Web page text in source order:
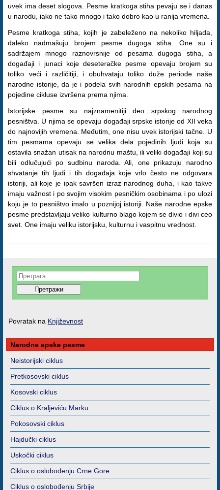
uvek ima deset slogova. Pesme kratkoga stiha pevaju se i danas
u narodu, iako ne tako mnogo i tako dobro kao u ranija vremena.
Pesme kratkoga stiha, kojih je zabeleženo na nekoliko hiljada,
daleko nadmašuju brojem pesme dugoga stiha. One su i
sadržajem mnogo raznovrsnije od pesama dugoga stiha, a
događaji i junaci koje deseteračke pesme opevaju brojem su
toliko veći i različitiji, i obuhvataju toliko duže periode naše
narodne istorije, da je i podela svih narodnih epskih pesama na
pojedine cikluse izvršena prema njima.
Istorijske pesme su najznamenitiji deo srpskog narodnog
pesništva. U njima se opevaju događaji srpske istorije od XII veka
do najnovijih vremena. Međutim, one nisu uvek istorijski tačne. U
tim pesmama opevaju se velika dela pojedinih ljudi koja su
ostavila snažan utisak na narodnu maštu, ili veliki događaji koji su
bili odlučujući po sudbinu naroda. Ali, one prikazuju narodno
shvatanje tih ljudi i tih događaja koje vrlo često ne odgovara
istoriji, ali koje je ipak savršen izraz narodnog duha, i kao takve
imaju važnost i po svojim visokim pesničkim osobinama i po ulozi
koju je to pesništvo imalo u poznijoj istoriji. Naše narodne epske
pesme predstavljaju veliko kulturno blago kojem se divio i divi ceo
svet. One imaju veliku istorijsku, kulturnu i vaspitnu vrednost.
Povratak na Književnost
Narodne epske pesme
Neistorijski ciklus
Pretkosovski ciklus
Kosovski ciklus
Ciklus o Kraljeviću Marku
Pokosovski ciklus
Hajdučki ciklus
Uskočki ciklus
Ciklus o oslobođenju Crne Gore
Ciklus o oslobođenju Srbije